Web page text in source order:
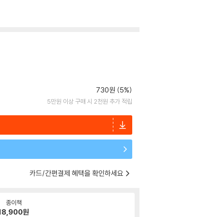
730원 (5%)
5만원 이상 구매 시 2천원 추가 적립
카드/간편결제 혜택을 확인하세요
종이책
원